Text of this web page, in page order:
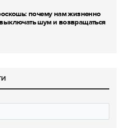
почему нам жизненно
шум и возвращаться